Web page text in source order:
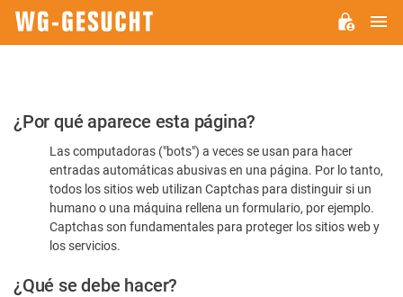
Por
favor,
confirme
humano
¿Por qué aparece esta página?
Las computadoras ("bots") a veces se usan para hacer
entradas automáticas abusivas en una página. Por lo tanto,
todos los sitios web utilizan Captchas para distinguir si un
humano o una máquina rellena un formulario, por ejemplo.
Captchas son fundamentales para proteger los sitios web y
los servicios.
¿Qué se debe hacer?